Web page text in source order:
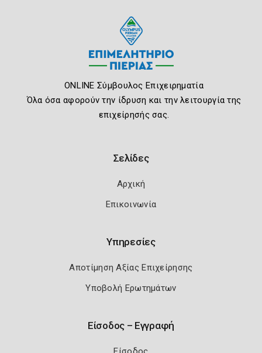
ONLINE Σύμβουλος Επιχειρηματία
Όλα όσα αφορούν την ίδρυση και την λειτουργία της
επιχείρησής σας.
Σελίδες
Αρχική
Επικοινωνία
Υπηρεσίες
Αποτίμηση Αξίας Επιχείρησης
Υποβολή Ερωτημάτων
Είσοδος – Εγγραφή